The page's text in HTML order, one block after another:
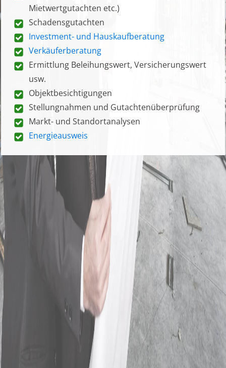
Mietwertgutachten etc.)
Schadensgutachten
Investment- und Hauskaufberatung
Verkäuferberatung
Ermittlung Beleihungswert, Versicherungswert
usw.
Objektbesichtigungen
Stellungnahmen und Gutachtenüberprüfung
Markt- und Standortanalysen
Energieausweis